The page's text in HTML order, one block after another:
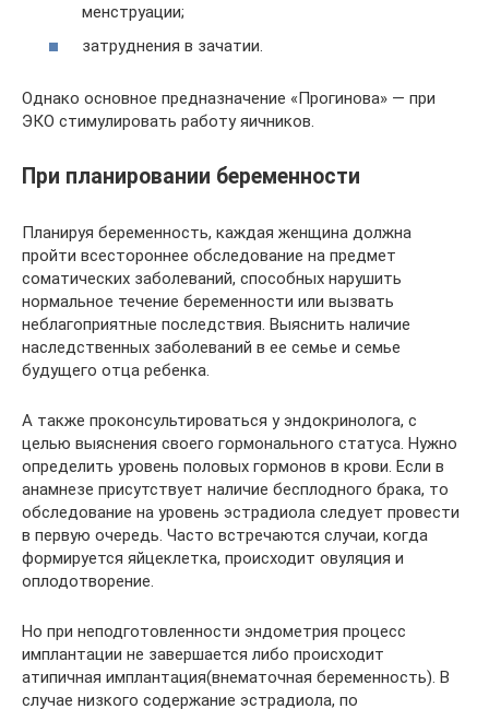
менструации;
затруднения в зачатии.
Однако основное предназначение «Прогинова» — при
ЭКО стимулировать работу яичников.
При планировании беременности
Планируя беременность, каждая женщина должна
пройти всестороннее обследование на предмет
соматических заболеваний, способных нарушить
нормальное течение беременности или вызвать
неблагоприятные последствия. Выяснить наличие
наследственных заболеваний в ее семье и семье
будущего отца ребенка.
А также проконсультироваться у эндокринолога, с
целью выяснения своего гормонального статуса. Нужно
определить уровень половых гормонов в крови. Если в
анамнезе присутствует наличие бесплодного брака, то
обследование на уровень эстрадиола следует провести
в первую очередь. Часто встречаются случаи, когда
формируется яйцеклетка, происходит овуляция и
оплодотворение.
Но при неподготовленности эндометрия процесс
имплантации не завершается либо происходит
атипичная имплантация(внематочная беременность). В
случае низкого содержание эстрадиола, по